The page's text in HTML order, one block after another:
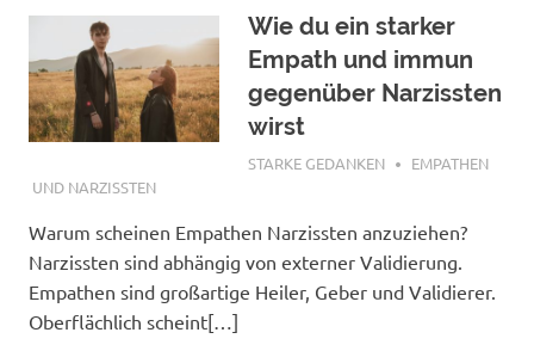
Wie du ein starker
Empath und immun
gegenüber Narzissten
wirst
JULI 2, 2021
STARKE GEDANKEN
EMPATHEN
UND NARZISSTEN
Warum scheinen Empathen Narzissten anzuziehen?
Narzissten sind abhängig von externer Validierung.
Empathen sind großartige Heiler, Geber und Validierer.
Oberflächlich scheint[…]